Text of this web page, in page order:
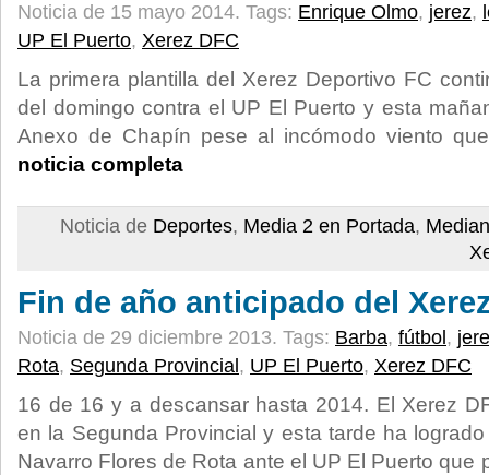
Noticia de 15 mayo 2014. Tags: Enrique Olmo, jerez,
UP El Puerto, Xerez DFC
La primera plantilla del Xerez Deportivo FC
del domingo contra el UP El Puerto y esta
Anexo de Chapín pese al incómodo viento
noticia completa
Noticia de Deportes, Media 2 en Portada,
Fin de año anticipado del
Noticia de 29 diciembre 2013. Tags: Barba, fútbol ,
Rota, Segunda Provincial , UP El Puerto, Xerez DFC
16 de 16 y a descansar hasta 2014. El Xerez
en la Segunda Provincial y esta tarde ha
Navarro Flores de Rota ante el UP El Puerto que